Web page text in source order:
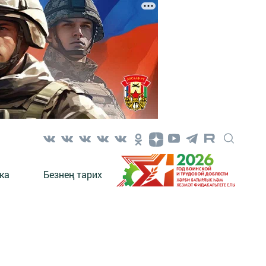
Безнең тарих